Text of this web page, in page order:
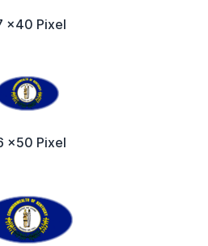
x40 Pixel
x50 Pixel